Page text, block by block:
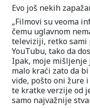
Evo još nekih
„Filmovi su veoma
čemu uglavnom
televiziji, retko sami
YouTubu, tako da
Ipak, moje mišljenje
malo kraći zato da
vide, pošto oni žure
te kratke verzije od
samo najvažnije